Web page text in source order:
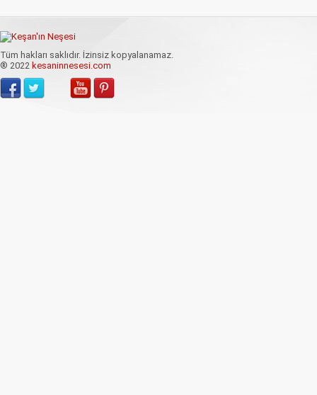
Tüm hakları saklıdır. İzinsiz kopyalanamaz.
® 2022 kesaninnesesi.com